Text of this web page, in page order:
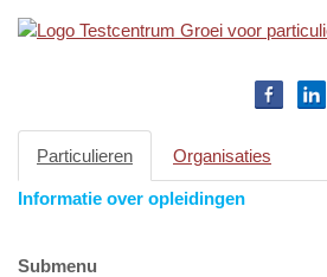
Particulieren Organisaties
Informatie over opleidingen
Submenu